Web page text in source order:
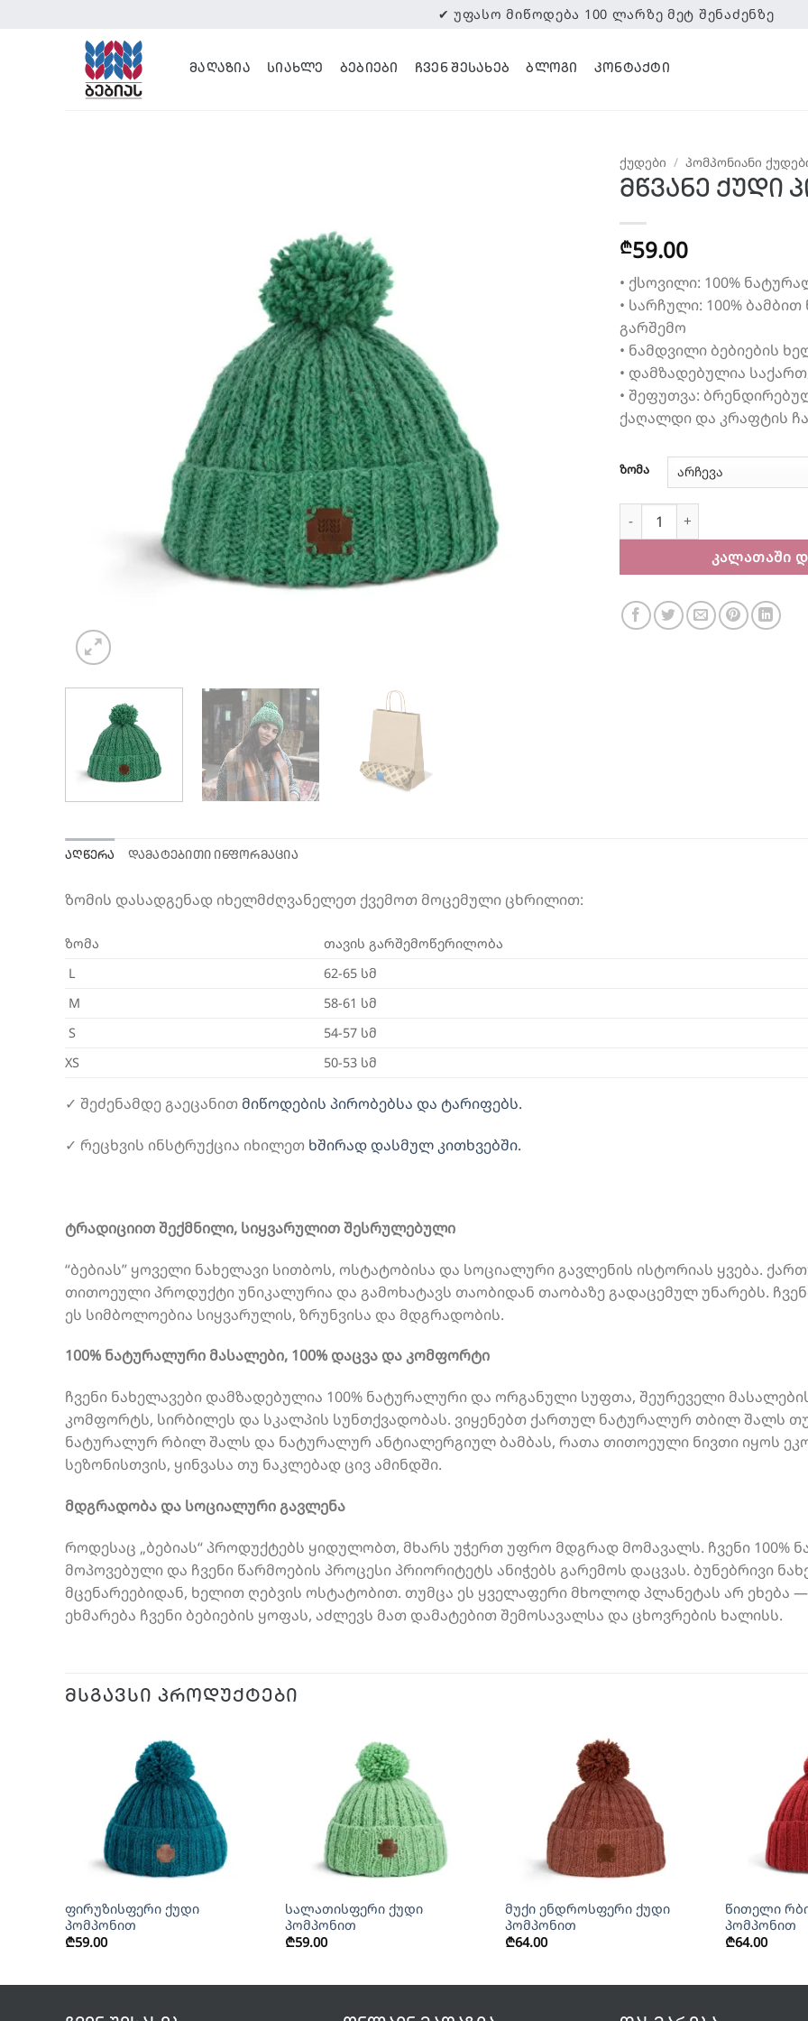
✔ ᲣᲤᲐᲡᲝ ᲛᲘᲬᲝᲓᲔᲑᲐ 100 ᲚᲐᲠᲖᲔ ᲛᲔᲢ ᲨᲔᲜᲐᲫᲔᲜᲖᲔ
ᲛᲐᲦᲐᲖᲘᲐ ᲡᲘᲐᲮᲚᲔ ᲑᲔᲑᲘᲔᲑᲘ ᲩᲕᲔᲜ ᲨᲔᲡᲐᲮᲔᲑ ᲑᲚᲝᲒᲘ ᲙᲝᲜᲢᲐᲥᲢᲘ
ᲥᲣᲓᲔᲑᲘ / ᲞᲝᲛᲞᲝᲜᲘᲐᲜᲘ
მწვანე ქუდი
₾59.00
• ქსოვილი: 100%
• სარჩული: 100%
გარშემო
• ნამდვილი ბებიების
• დამზადებულია
• შეფუთვა:
ქაღალდი და კრაფტის
ზომა
რაოდენობა: მწვანე ქუდი
ᲙᲐᲚᲐᲗᲐᲨᲘ
ᲐᲦᲬᲔᲠᲐ ᲓᲐᲛᲐᲢᲔᲑᲘᲗᲘ ᲘᲜᲤᲝᲠᲛᲐᲪᲘᲐ
ზომის დასადგენად იხელმძღვანელეთ ქვემოთ მოცემული ცხრილით:
ზომა
თავის გარშემოწერილობა
L
62-65 სმ
M
58-61 სმ
S
54-57 სმ
XS
50-53 სმ
✓ შეძენამდე გაეცანით მიწოდების პირობებსა და ტარიფებს.
✓ რეცხვის ინსტრუქცია იხილეთ ხშირად დასმულ კითხვებში.
ტრადიციით შექმნილი, სიყვარულით შესრულებული
“ბებიას” ყოველი ნახელავი სითბოს, ოსტატობისა და სოციალური გავლენის ისტორიას ყვება.
თითოეული პროდუქტი უნიკალურია და გამოხატავს თაობიდან თაობაზე გადაცემულ უნარებს.
ეს სიმბოლოებია სიყვარულის, ზრუნვისა და მდგრადობის.
100% ნატურალური მასალები, 100% დაცვა და კომფორტი
ჩვენი ნახელავები დამზადებულია 100% ნატურალური და ორგანული სუფთა, შეურეველი
კომფორტს, სირბილეს და სკალპის სუნთქვადობას. ვიყენებთ ქართულ ნატურალურ თბილ შალს
ნატურალურ რბილ შალს და ნატურალურ ანტიალერგიულ ბამბას, რათა თითოეული ნივთი იყოს
სეზონისთვის, ყინვასა თუ ნაკლებად ცივ ამინდში.
მდგრადობა და სოციალური გავლენა
როდესაც „ბებიას“ პროდუქტებს ყიდულობთ, მხარს უჭერთ უფრო მდგრად მომავალს. ჩვენი 100%
მოპოვებული და ჩვენი წარმოების პროცესი პრიორიტეტს ანიჭებს გარემოს დაცვას. ბუნებრივი
მცენარეებიდან, ხელით ღებვის ოსტატობით. თუმცა ეს ყველაფერი მხოლოდ პლანეტას არ ეხება —
ეხმარება ჩვენი ბებიების ყოფას, აძლევს მათ დამატებით შემოსავალსა და ცხოვრების ხალისს.
ᲛᲡᲒᲐᲕᲡᲘ ᲞᲠᲝᲓᲣᲥᲢᲔᲑᲘ
ფირუზისფერი ქუდი
პომპონით
₾59.00
სალათისფერი ქუდი
პომპონით
₾59.00
მუქი ენდროსფერი ქუდი
პომპონით
₾64.00
წითელი
პომპონით
₾64.00